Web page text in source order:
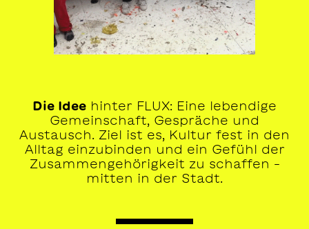
Die Idee hinter FLUX: Eine lebendige
Gemeinschaft, Gespräche und
Austausch. Ziel ist es, Kultur fest in den
Alltag einzubinden und ein Gefühl der
Zusammengehörigkeit zu schaffen –
mitten in der Stadt.